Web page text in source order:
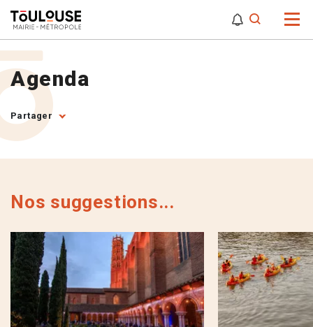
Agenda
Partager
Nos suggestions...